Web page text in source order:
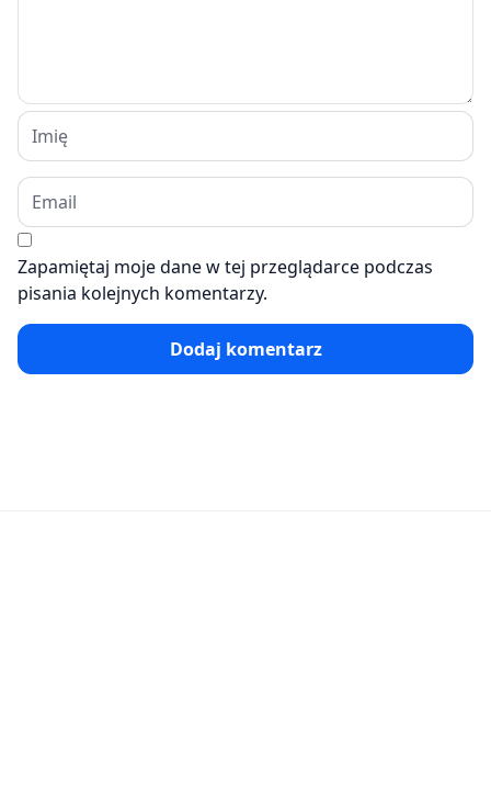
Zapamiętaj moje dane w tej przeglądarce podczas
pisania kolejnych komentarzy.
Dodaj komentarz